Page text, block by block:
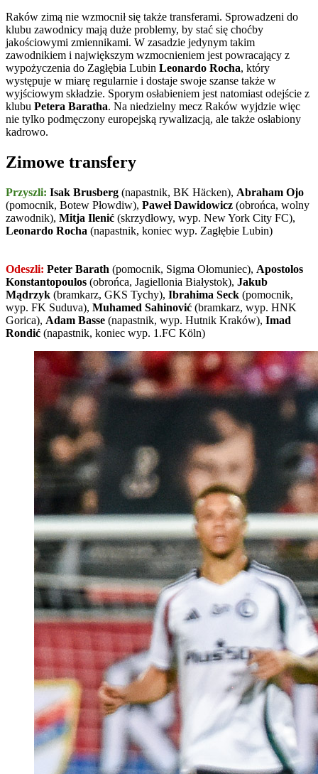
Raków zimą nie wzmocnił się także transferami. Sprowadzeni do
klubu zawodnicy mają duże problemy, by stać się choćby
jakościowymi zmiennikami. W zasadzie jedynym takim
zawodnikiem i największym wzmocnieniem jest powracający z
wypożyczenia do Zagłębia Lubin Leonardo Rocha, który
występuje w miarę regularnie i dostaje swoje szanse także w
wyjściowym składzie. Sporym osłabieniem jest natomiast odejście z
klubu Petera Baratha. Na niedzielny mecz Raków wyjdzie więc
nie tylko podmęczony europejską rywalizacją, ale także osłabiony
kadrowo.
Zimowe transfery
Przyszli: Isak Brusberg (napastnik, BK Häcken), Abraham Ojo
(pomocnik, Botew Płowdiw), Paweł Dawidowicz (obrońca, wolny
zawodnik), Mitja Ilenić (skrzydłowy, wyp. New York City FC),
Leonardo Rocha (napastnik, koniec wyp. Zagłębie Lubin)
Odeszli: Peter Barath (pomocnik, Sigma Ołomuniec), Apostolos
Konstantopoulos (obrońca, Jagiellonia Białystok), Jakub
Mądrzyk (bramkarz, GKS Tychy), Ibrahima Seck (pomocnik,
wyp. FK Suduva), Muhamed Sahinović (bramkarz, wyp. HNK
Gorica), Adam Basse (napastnik, wyp. Hutnik Kraków), Imad
Rondić (napastnik, koniec wyp. 1.FC Köln)